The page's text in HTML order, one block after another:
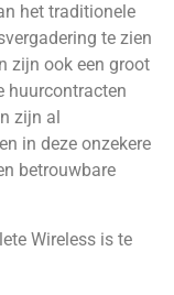
het traditionele
te zien
zijn ook een groot
huurcontracten
zijn al
in deze onzekere
betrouwbare
Wireless is te